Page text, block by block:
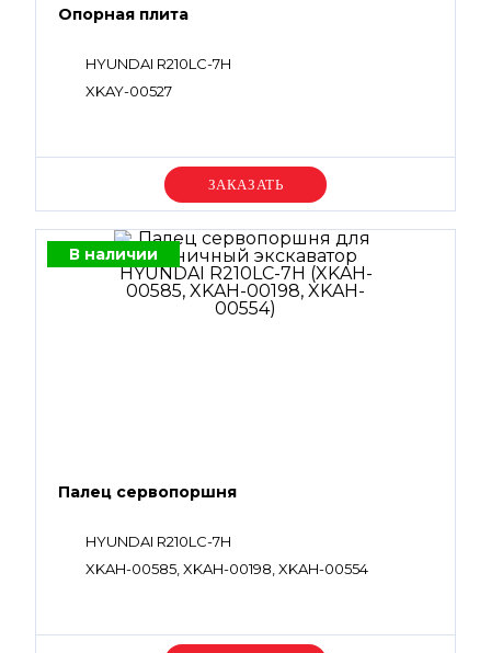
Опорная плита
HYUNDAI R210LC-7H
XKAY-00527
Уточняйте цену
В наличии
Палец сервопоршня
HYUNDAI R210LC-7H
XKAH-00585, XKAH-00198, XKAH-00554